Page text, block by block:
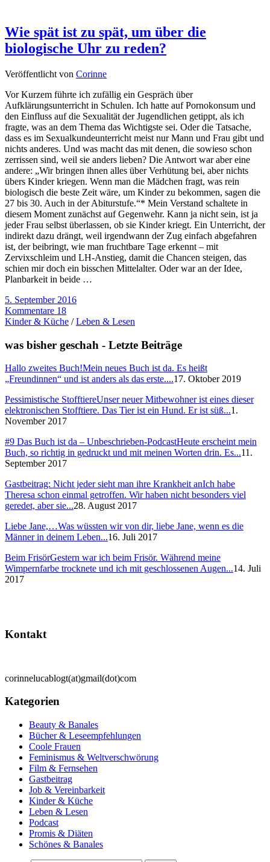
Wie spät ist zu spät, um über die
biologische Uhr zu reden?
Veröffentlicht von Corinne
Vor Kurzem führte ich zufällig ein Gespräch über
Aufklärungsunterricht in Schulen. Ich hatte auf Pornokonsum und
den Einfluss auf die Sexualität der Jugendlichen getippt, als ich
fragte, was an dem Thema das Wichtigste sei. Oder die Tatsache,
dass es im Sexualkundeunterricht meist nur Mann und Frau gibt und
nichts anderes. Und was macht das mit denen, die sowieso schon
zerrissen sind, weil sie anders lieben? Die Antwort war aber eine
andere: „Wir bringen ihnen alles über Verhütung bei, aber nichts
übers Kinder kriegen. Wenn man die Mädchen fragt, was rein
biologisch die beste Zeit wäre, um Kinder zu bekommen, sagen die
27 bis 30. Auch in der Abiturstufe.“* Mein Verstand schaltete in
diesem Moment zunächst auf Gegenwehr. Kann ja nicht sein, ist ja
jeder Frau selbst überlassen, ob sie Kinder kriegt. Ein Unterricht, der
indirekt dazu drängt, weil irgendwann der Zug einfach abgefahren
ist, der beibringt, wie man fruchtbare Tage erkennt – mit
Zervixschleim und LH-Anstieg, damit die Chancen steigen, das
schien mir doch ein bisschen Mittelalter. Oder war an der Idee,
Planbarkeit in beide …
5. September 2016
Kommentare 18
Kinder & Küche /Leben & Lesen
was bisher geschah - Letzte Beiträge
Hallo zweites Buch!Mein neues Buch ist da. Es heißt
„Freundinnen“ und ist anders als das erste....17. Oktober 2019
Pessimistische StofftiereUnser neuer Mitbewohner ist eines dieser
elektronischen Stofftiere. Das Tier ist ein Hund. Er ist süß...1.
November 2017
#9 Das Buch ist da – Unbeschrieben-PodcastHeute erscheint mein
Buch, so richtig in gedruckt und mit meinen Worten drin. Es...11.
September 2017
Gastbeitrag: Nicht jeder sieht man ihre Krankheit anIch habe
Theresa schon einmal getroffen. Wir haben nicht besonders viel
geredet, aber sie...28. August 2017
Liebe Jane,…Was wüssten wir von dir, liebe Jane, wenn es die
Männer in deinem Leben...16. Juli 2017
Beim FrisörGestern war ich beim Frisör. Während meine
Wimpernfarbe trocknete und ich mit geschlossenen Augen...14. Juli
2017
Kontakt
corinnelucablogt(at)gmail(dot)com
Kategorien
Beauty & Banales
Bücher & Leseempfehlungen
Coole Frauen
Feminismus & Weltverschwörung
Film & Fernsehen
Gastbeitrag
Job & Vereinbarkeit
Kinder & Küche
Leben & Lesen
Podcast
Promis & Diäten
Schönes & Banales